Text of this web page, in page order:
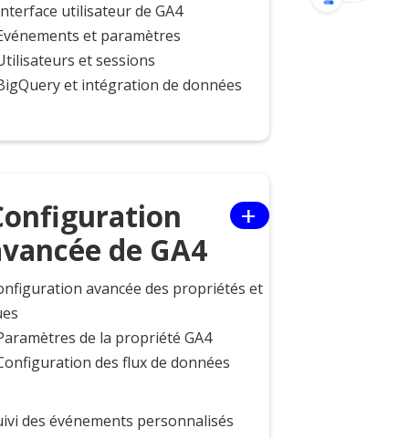
utilisateur de GA4
et paramètres
et sessions
et intégration de données
de GA4
+
avancée des propriétés et
de la propriété GA4
des flux de données
des événements personnalisés